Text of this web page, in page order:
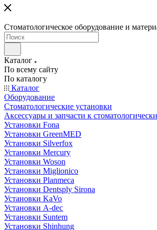
Стоматологическое оборудование и
Каталог
По всему сайту
По каталогу
Каталог
Оборудование
Стоматологические установки
Аксессуары и запчасти к
Установки Fona
Установки GreenMED
Установки Silverfox
Установки Mercury
Установки Woson
Установки Miglionico
Установки Planmeca
Установки Dentsply Sirona
Установки KaVo
Установки A-dec
Установки Suntem
Установки Shinhung